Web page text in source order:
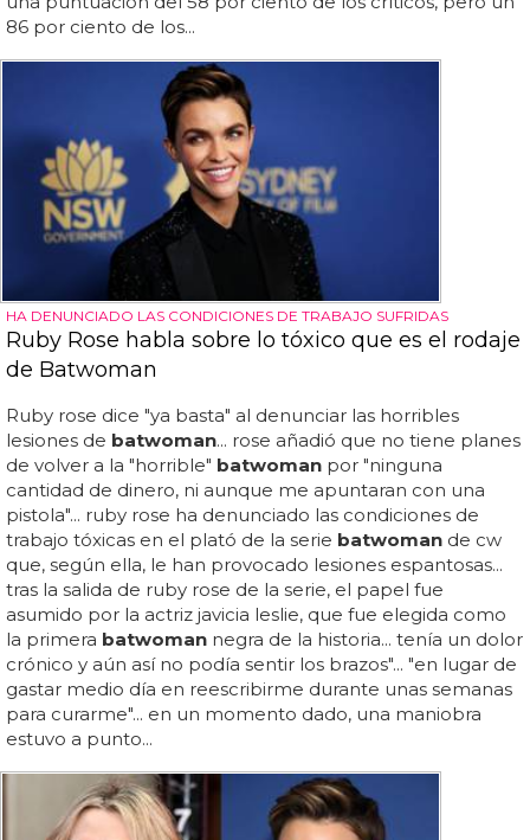
86 por ciento de los...
HA DENUNCIADO LAS CONDICIONES DE TRABAJO SUFRIDAS
Ruby Rose habla sobre lo tóxico que es el rodaje
de Batwoman
Ruby rose dice "ya basta" al denunciar las horribles
lesiones de batwoman... rose añadió que no tiene planes
de volver a la "horrible" batwoman por "ninguna
cantidad de dinero, ni aunque me apuntaran con una
pistola"... ruby rose ha denunciado las condiciones de
trabajo tóxicas en el plató de la serie batwoman de cw
que, según ella, le han provocado lesiones espantosas...
tras la salida de ruby rose de la serie, el papel fue
asumido por la actriz javicia leslie, que fue elegida como
la primera batwoman negra de la historia... tenía un dolor
crónico y aún así no podía sentir los brazos"... "en lugar de
gastar medio día en reescribirme durante unas semanas
para curarme"... en un momento dado, una maniobra
estuvo a punto...